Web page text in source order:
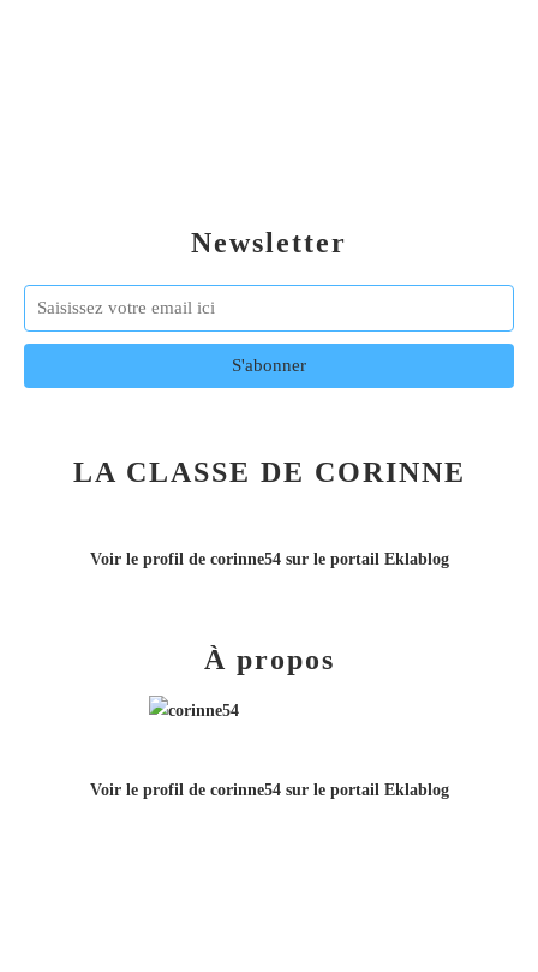
Newsletter
LA CLASSE DE CORINNE
Voir le profil de corinne54sur le portail Eklablog
À propos
Voir le profil de corinne54sur le portail Eklablog